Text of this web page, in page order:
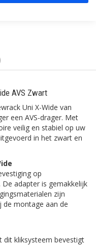
AVS Zwart
Uni X-Wide van
een AVS-drager. Met
veilig en stabiel op uw
in het zwart en
op
adapter is gemakkelijk
zijn
de montage aan de
dit kliksysteem bevestigt